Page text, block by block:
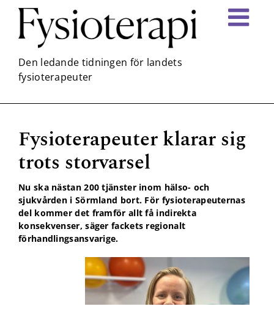
innehållet
Fysioterapeuter klarar sig
trots storvarsel
Nu ska nästan 200 tjänster inom hälso- och
sjukvården i Sörmland bort. För fysioterapeuternas
del kommer det framför allt få indirekta
konsekvenser, säger fackets regionalt
förhandlingsansvarige.
Nödvändiga
går inte att
behövs för
att hemsidan
över huvud
taget ska
fungera.